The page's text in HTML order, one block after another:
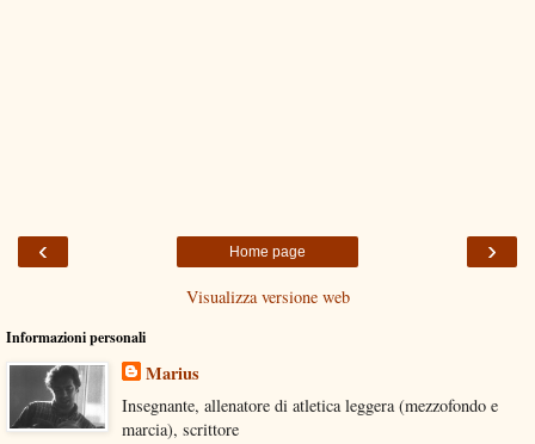
‹ ›
Home page
Visualizza versione web
Informazioni personali
Marius
Insegnante, allenatore di atletica leggera (mezzofondo e
marcia), scrittore